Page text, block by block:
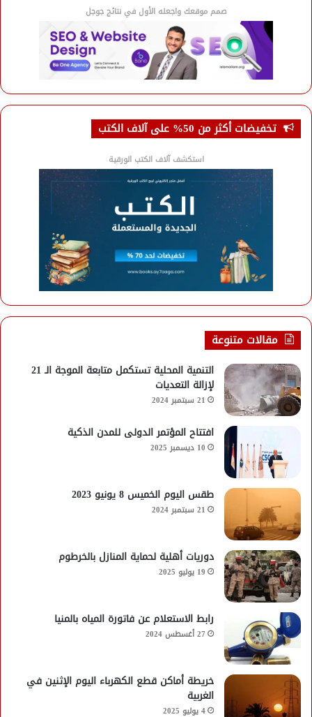
صمم موقعك واجعله الأول في نتائج جوجل
تخفيضات أكثر من 50% على آلاف الكتب
استكشف آلاف الكتب الورقية
مقالات متنوعة
التنمية المحلية تستكمل متابعة الموجة الـ 21
لإزالة التعديات
21 سبتمبر 2024
افتتاح المؤتمر الدولى للمدن الذكية
10 ديسمبر 2025
طقس اليوم الخميس 8 يونيو 2023
21 سبتمبر 2024
دوريات أهلية لحماية المنازل بالخرطوم
19 يوليو 2025
رابط الاستعلام عن فاتورة المياه بالمنيا
27 أغسطس 2024
خريطة أماكن قطع الكهرباء اليوم الإثنين في
الغربية
4 يوليو 2025